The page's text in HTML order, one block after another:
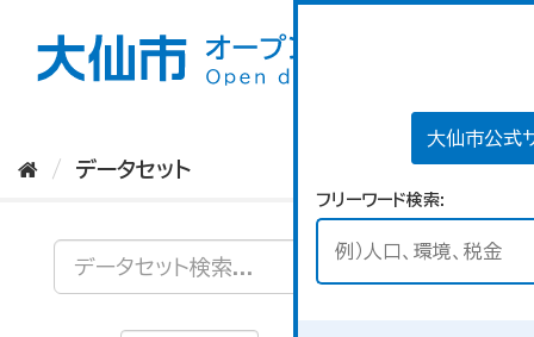
大仙市公式
フリーワード検索
データセット